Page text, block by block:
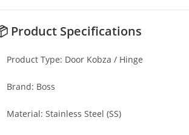
Product Specifications
Product Type: Door Kobza / Hinge
Brand: Boss
Material: Stainless Steel (SS)